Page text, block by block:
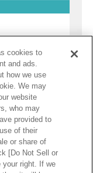
8月8日（土）
鉄道株式会社
cookies to
and ads.
how we use
We may
website
who may
provided to
of their
or share of
[Do Not Sell or
your right. If we